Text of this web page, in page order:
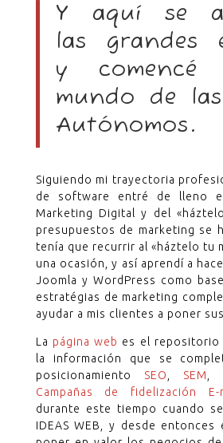
Y aquí se
las grandes
y
mundo de
Autónomos.
Siguiendo mi trayectoria
de software entré de lleno
Marketing Digital y del
presupuestos de marketing se
tenía que recurrir al «háztelo tu
una ocasión, y así aprendí a
Joomla y WordPress como
estratégias de marketing
ayudar a mis clientes a poner
La página web es el repositorio
la información que se
posicionamiento SEO, SEM,
Campañas de fidelización E-
durante este tiempo cuando
IDEAS WEB, y desde entonces